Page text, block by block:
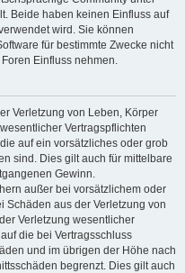
Beide haben keinen Einfluss auf
wird. Sie können
für bestimmte Zwecke nicht
Einfluss nehmen.
Verletzung von Leben, Körper
Vertragspflichten
auf ein vorsätzliches oder grob
sind. Dies gilt auch für mittelbare
Gewinn.
außer bei vorsätzlichem oder
Schäden aus der Verletzung von
Verletzung wesentlicher
die bei Vertragsschluss
und im übrigen der Höhe nach
begrenzt. Dies gilt auch